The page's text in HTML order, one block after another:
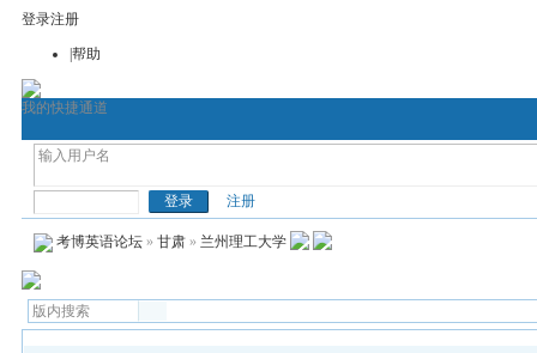
登录注册
|帮助
我的快捷通道
首页
注册
考博英语论坛» 甘肃» 兰州理工大学